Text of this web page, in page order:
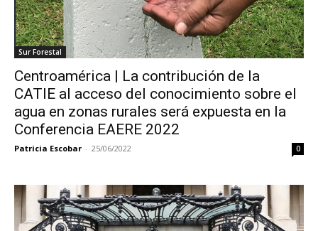
Sur Forestal
Centroamérica | La contribución de la
CATIE al acceso del conocimiento sobre el
agua en zonas rurales será expuesta en la
Conferencia EAERE 2022
Patricia Escobar - 25/06/2022 0